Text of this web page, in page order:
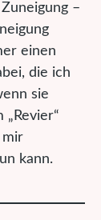
–
einen
die ich
sie
mir
kann.